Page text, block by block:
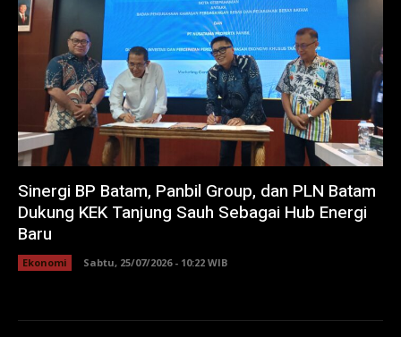
Sinergi BP Batam, Panbil Group, dan PLN Batam
Dukung KEK Tanjung Sauh Sebagai Hub Energi
Baru
Ekonomi Sabtu, 25/07/2026 - 10:22 WIB